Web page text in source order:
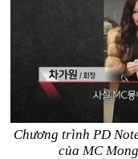
Chương trình PD
của MC